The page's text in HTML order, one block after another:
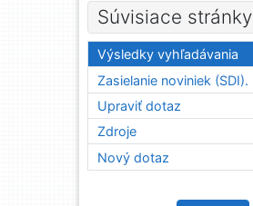
Súvisiace stránky
Výsledky vyhľadávania
Zasielanie noviniek (SDI).
Upraviť dotaz
Zdroje
Nový dotaz